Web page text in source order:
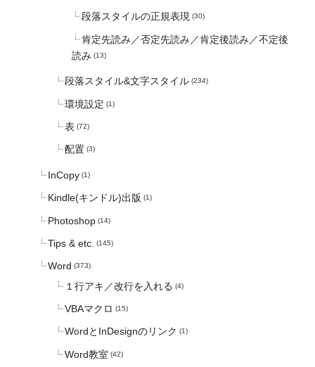
段落スタイルの正規表現 (30)
肯定先読み／否定先読み／肯定後読み／不定後
読み (13)
段落スタイル&文字スタイル (234)
環境設定 (1)
表 (72)
配置 (3)
InCopy (1)
Kindle(キンドル)出版 (1)
Photoshop (14)
Tips & etc. (145)
Word (373)
１行アキ／改行を入れる (4)
VBAマクロ (15)
WordとInDesignのリンク (1)
Word教室 (42)